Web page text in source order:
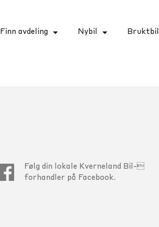
Finn avdeling Nybil Bruktbil
Følg din lokale Kverneland Bil-
forhandler på Facebook.